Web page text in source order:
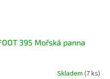
395 Mořská panna
Skladem (7 ks)